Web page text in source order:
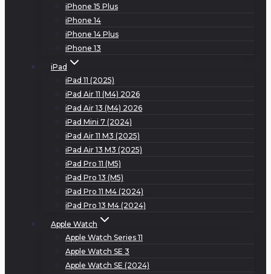
iPhone 15 Plus
iPhone 14
iPhone 14 Plus
iPhone 13
iPad
iPad 11 (2025)
iPad Air 11 (M4) 2026
iPad Air 13 (M4) 2026
iPad Mini 7 (2024)
iPad Air 11 M3 (2025)
iPad Air 13 M3 (2025)
iPad Pro 11 (M5)
iPad Pro 13 (M5)
iPad Pro 11 M4 (2024)
iPad Pro 13 M4 (2024)
Apple Watch
Apple Watch Series 11
Apple Watch SE 3
Apple Watch SE (2024)